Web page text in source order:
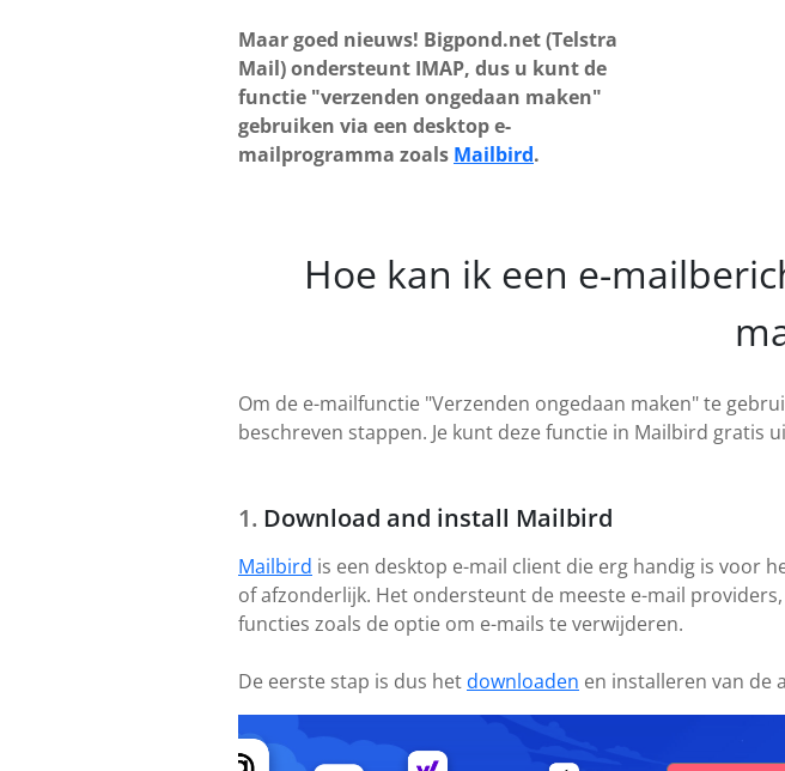
Maar goed nieuws! Bigpond.net (Telstra
Mail) ondersteunt IMAP, dus u kunt de
functie "verzenden ongedaan maken"
gebruiken via een desktop e-
mailprogramma zoals Mailbird.
Hoe kan ik een e-
Om de e-mailfunctie "Verzenden ongedaan maken" te
beschreven stappen. Je kunt deze functie in Mailbird gratis
Download and install Mailbird
Mailbird is een desktop e-mail client die erg handig is voor
of afzonderlijk. Het ondersteunt de meeste e-mail
functies zoals de optie om e-mails te verwijderen.
De eerste stap is dus het downloaden en installeren van de